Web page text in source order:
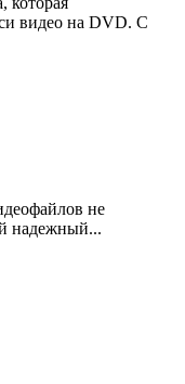
видео на DVD. С
не
надежный...